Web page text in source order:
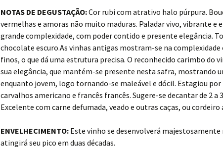
NOTAS DE DEGUSTAÇÃO:Cor rubi com atrativo halo púrpura.
vermelhas e amoras não muito maduras. Paladar vivo, vibrante e
grande complexidade, com poder contido e presente elegância.
chocolate escuro.As vinhas antigas mostram-se na
finos, o que dá uma estrutura precisa. O reconhecido carimbo do
sua elegância, que mantém-se presente nesta safra, mostrando
enquanto jovem, logo tornando-se maleável e dócil. Estagiou por
carvalhos americano e francês francês. Sugere-se decantar de 2 a
Excelente com carne defumada, veado e outras caças, ou cordeiro
ENVELHECIMENTO: Este vinho se desenvolverá majestosamente
atingirá seu pico em duas décadas.